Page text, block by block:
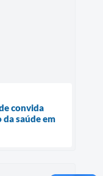
convida
saúde em